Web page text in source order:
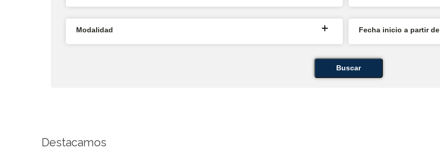
Modalidad Fecha inicio a partir de
Buscar
Destacamos